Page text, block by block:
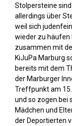
Stolpersteine
allerdings über
weil sich
wieder zu häufen
zusammen mit
KiJuPa Marburg
bereits mit dem
der Marburger
Treffpunkt am
und so zogen bei
Mädchen und
der Deportierten